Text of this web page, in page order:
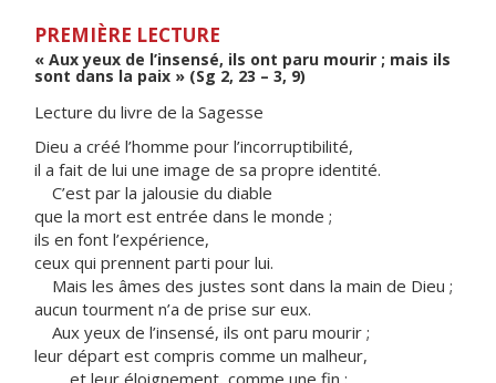
PREMIÈRE LECTURE
« Aux yeux de l’insensé, ils ont paru mourir ; mais ils
sont dans la paix » (Sg 2, 23 – 3, 9)
Lecture du livre de la Sagesse
Dieu a créé l’homme pour l’incorruptibilité,
il a fait de lui une image de sa propre identité.
C’est par la jalousie du diable
que la mort est entrée dans le monde ;
ils en font l’expérience,
ceux qui prennent parti pour lui.
Mais les âmes des justes sont dans la main de Dieu ;
aucun tourment n’a de prise sur eux.
Aux yeux de l’insensé, ils ont paru mourir ;
leur départ est compris comme un malheur,
et leur éloignement, comme une fin :